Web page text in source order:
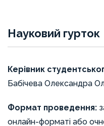
Науковий гурток
Керівник
Бабічева Олександра
Формат проведення:
онлайн-форматі або